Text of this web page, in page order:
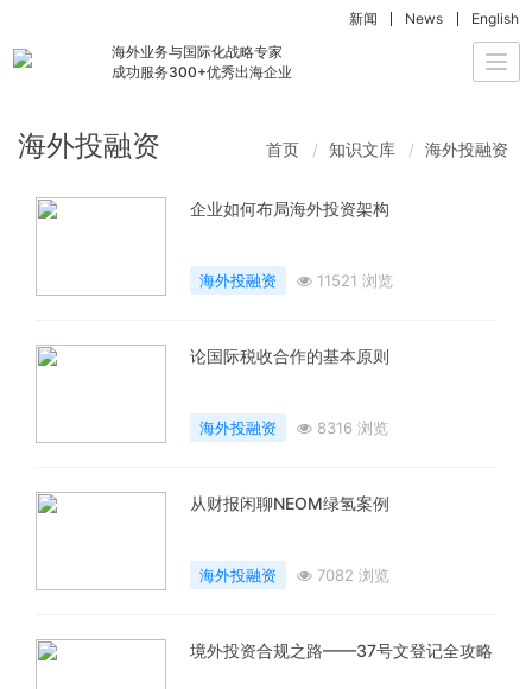
海外业务与国际化战略专家
成功服务300+优秀出海企业
新闻 News English
海外投融资 首页 知识文库 海外投融资
企业如何布局海外投资架构
海外投融资 11521 浏览
论国际税收合作的基本原则
海外投融资 8316 浏览
从财报闲聊NEOM绿氢案例
海外投融资 7082 浏览
境外投资合规之路——37号文登记全攻略